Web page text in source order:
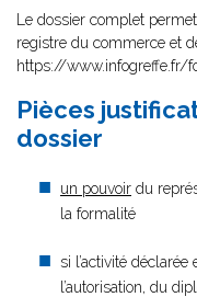
Le dossier complet
registre du commerce et
https://www.infogreffe.fr/
Pièces
dossier
un pouvoir du
la formalité
si l’activité
l’autorisation, du